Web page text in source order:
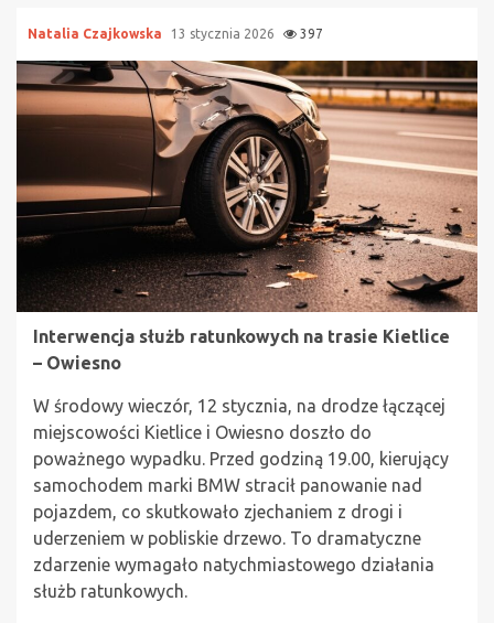
Natalia Czajkowska 13 stycznia 2026 397
Interwencja służb ratunkowych na trasie Kietlice
– Owiesno
W środowy wieczór, 12 stycznia, na drodze łączącej
miejscowości Kietlice i Owiesno doszło do
poważnego wypadku. Przed godziną 19.00, kierujący
samochodem marki BMW stracił panowanie nad
pojazdem, co skutkowało zjechaniem z drogi i
uderzeniem w pobliskie drzewo. To dramatyczne
zdarzenie wymagało natychmiastowego działania
służb ratunkowych.